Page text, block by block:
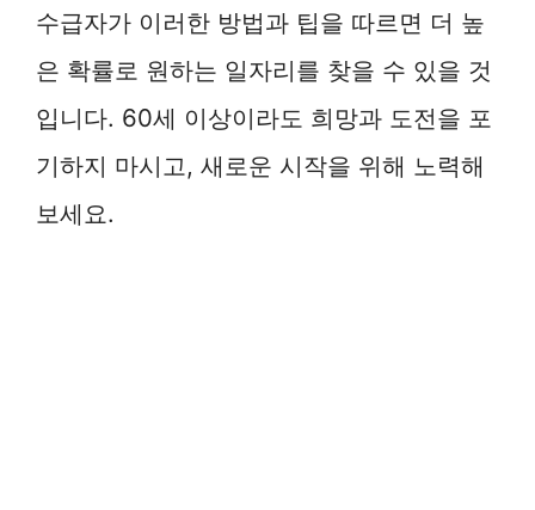
수급자가 이러한 방법과 팁을 따르면 더 높
은 확률로 원하는 일자리를 찾을 수 있을 것
입니다. 60세 이상이라도 희망과 도전을 포
기하지 마시고, 새로운 시작을 위해 노력해
보세요.